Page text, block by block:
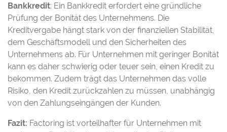
Bankkredit: Ein Bankkredit erfordert eine gründliche
Prüfung der Bonität des Unternehmens. Die
Kreditvergabe hängt stark von der finanziellen Stabilität,
dem Geschäftsmodell und den Sicherheiten des
Unternehmens ab. Für Unternehmen mit geringer Bonität
kann es daher schwierig oder teuer sein, einen Kredit zu
bekommen. Zudem trägt das Unternehmen das volle
Risiko, den Kredit zurückzahlen zu müssen, unabhängig
von den Zahlungseingängen der Kunden.
Fazit: Factoring ist vorteilhafter für Unternehmen mit